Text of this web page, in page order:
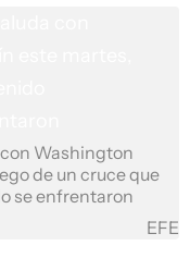
Washington
de un cruce que
se enfrentaron
EFE